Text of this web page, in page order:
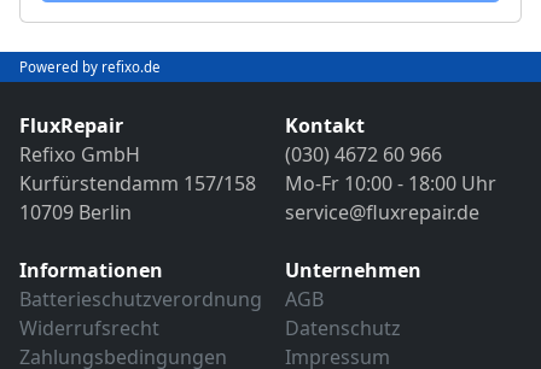
Powered by refixo.de
FluxRepair
Refixo GmbH
Kurfürstendamm 157/158
10709 Berlin
Kontakt
(030) 4672 60 966
Mo-Fr 10:00 - 18:00 Uhr
service@fluxrepair.de
Informationen
Batterieschutzverordnung
Widerrufsrecht
Zahlungsbedingungen
Unternehmen
AGB
Datenschutz
Impressum